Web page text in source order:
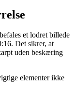
et lodret billede
Det sikrer, at
uden beskæring
elementer ikke